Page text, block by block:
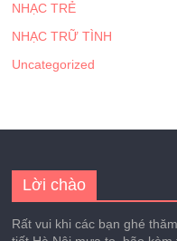
NHẠC TRẺ
NHẠC TRỮ TÌNH
Uncategorized
Lời chào
Rất vui khi các bạn ghé